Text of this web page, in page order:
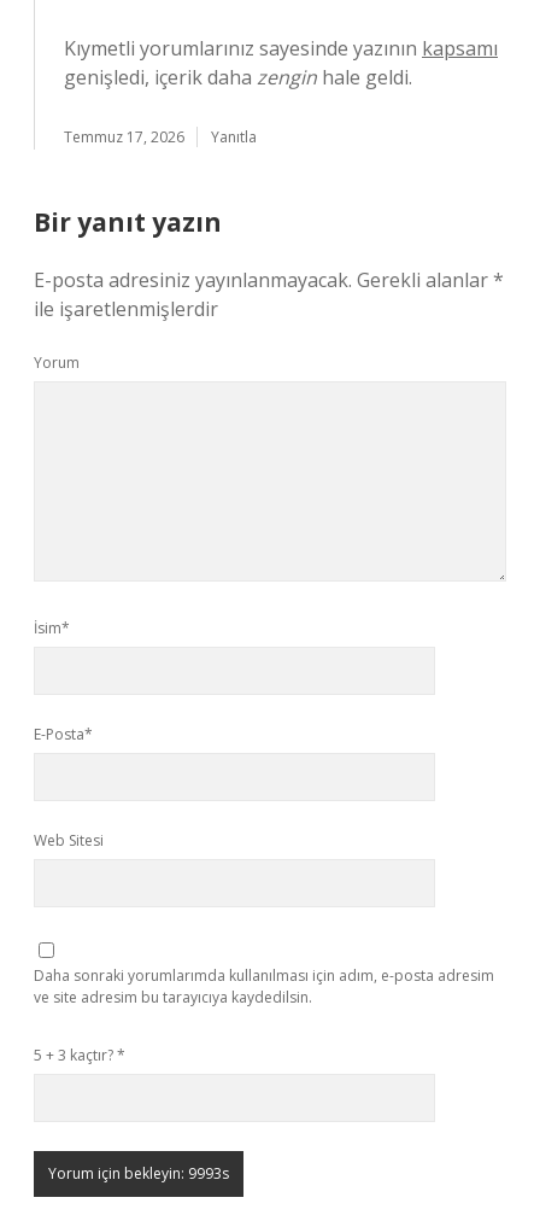
Kıymetli yorumlarınız sayesinde yazının kapsamı
genişledi, içerik daha zengin hale geldi.
Temmuz 17, 2026 Yanıtla
Bir yanıt yazın
E-posta adresiniz yayınlanmayacak. Gerekli alanlar*
ile işaretlenmişlerdir
Yorum
İsim*
E-Posta*
Web Sitesi
Daha sonraki yorumlarımda kullanılması için adım, e-posta adresim
ve site adresim bu tarayıcıya kaydedilsin.
5 + 3 kaçtır?*